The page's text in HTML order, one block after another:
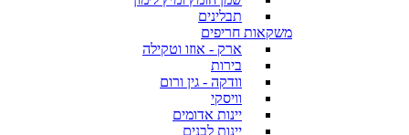
תבלינים
משקאות חריפים
ארק - אוזו וטקילה
בירות
וודקה - גין ורום
וויסקי
יינות אדומים
יינות לבנים